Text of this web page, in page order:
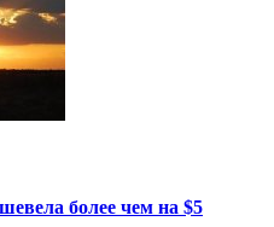
более чем на $5